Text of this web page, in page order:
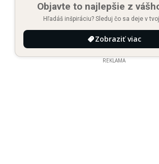
Objavte to najlepšie z
Hľadáš inšpiráciu? Sleduj čo sa deje v
Zobraziť viac
REKLAMA